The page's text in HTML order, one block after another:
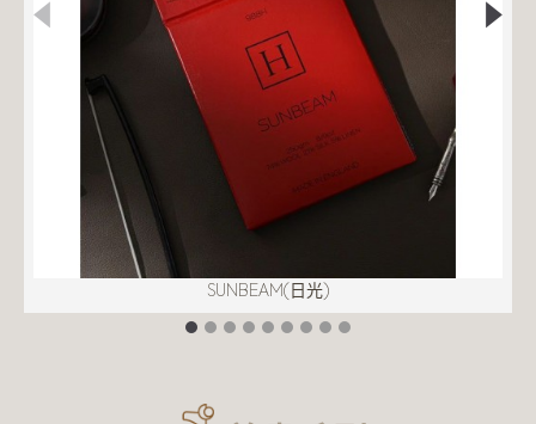
SUNBEAM(日光)